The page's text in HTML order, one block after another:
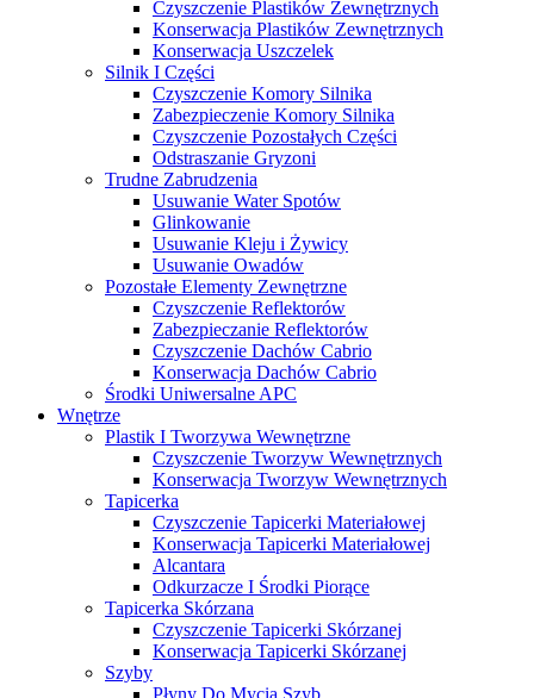
Czyszczenie Plastików Zewnętrznych
Konserwacja Plastików Zewnętrznych
Konserwacja Uszczelek
Silnik I Części
Czyszczenie Komory Silnika
Zabezpieczenie Komory Silnika
Czyszczenie Pozostałych Części
Odstraszanie Gryzoni
Trudne Zabrudzenia
Usuwanie Water Spotów
Glinkowanie
Usuwanie Kleju i Żywicy
Usuwanie Owadów
Pozostałe Elementy Zewnętrzne
Czyszczenie Reflektorów
Zabezpieczanie Reflektorów
Czyszczenie Dachów Cabrio
Konserwacja Dachów Cabrio
Środki Uniwersalne APC
Wnętrze
Plastik I Tworzywa Wewnętrzne
Czyszczenie Tworzyw Wewnętrznych
Konserwacja Tworzyw Wewnętrznych
Tapicerka
Czyszczenie Tapicerki Materiałowej
Konserwacja Tapicerki Materiałowej
Alcantara
Odkurzacze I Środki Piorące
Tapicerka Skórzana
Czyszczenie Tapicerki Skórzanej
Konserwacja Tapicerki Skórzanej
Szyby
Płyny Do Mycia Szyb